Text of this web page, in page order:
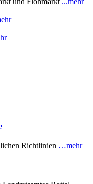
Richtlinien …mehr